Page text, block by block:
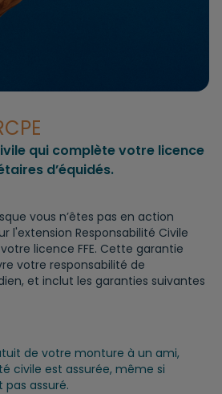
qui complète votre licence
d’équidés.
vous n’êtes pas en action
l'extension Responsabilité Civile
licence FFE. Cette garantie
votre responsabilité de
et inclut les garanties suivantes
de votre monture à un ami,
civile est assurée, même si
assuré.